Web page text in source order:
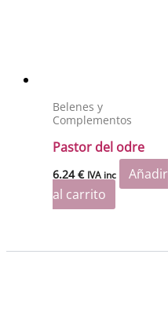
Belenes y
Complementos
Pastor del odre
6.24€ IVA inc
Añadir
al carrito